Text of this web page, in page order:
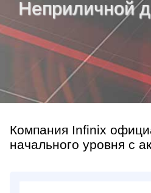
Неприличной
Компания Infinix
начального уровня с